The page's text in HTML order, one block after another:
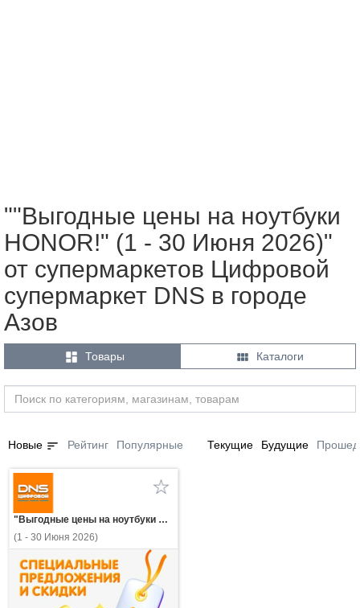
""Выгодные цены на ноутбуки
HONOR!" (1 - 30 Июня 2026)"
от супермаркетов Цифровой
супермаркет DNS в городе
Азов
 Товары  Каталоги
Новые sort Рейтинг Популярные Текущие Будущие
"Выгодные цены на ноутбуки HONOR!"
(1 - 30 Июня 2026)